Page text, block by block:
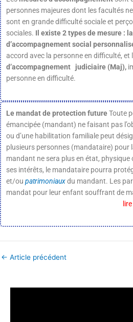
personnes majeures dont les facultés
sont en grande difficulté sociale et
sociales. Il existe 2 types de mesure :
d’accompagnement social
accord avec la personne en difficulté, et
d’accompagnement judiciaire (Maj),
personne en
Le mandat de protection futureToute
émancipée (mandant) ne faisant pas
ou d’une habilitation familiale peut
plusieurs personnes (mandataire) pour
mandant ne sera plus en état, physique
ses intérêts, le mandataire pourra
et/ou patrimoniauxdu mandant. Les
mandat pour leur enfant souffrant
← Article précédent